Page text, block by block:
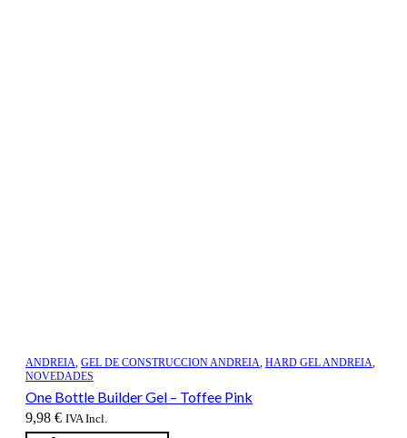
ANDREIA, GEL DE CONSTRUCCION ANDREIA, HARD GEL ANDREIA,
NOVEDADES
One Bottle Builder Gel – Toffee Pink
9,98 € IVA Incl.